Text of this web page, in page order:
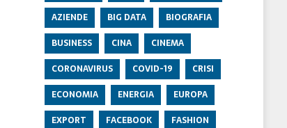
AZIENDE
BIG DATA
BIOGRAFIA
BUSINESS
CINA
CINEMA
CORONAVIRUS
COVID-19
CRISI
ECONOMIA
ENERGIA
EUROPA
EXPORT
FACEBOOK
FASHION